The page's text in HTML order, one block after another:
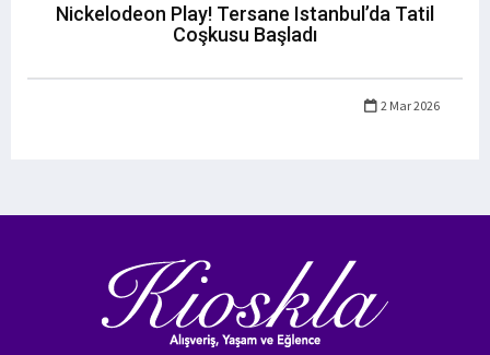
Nickelodeon Play! Tersane Istanbul’da Tatil
Coşkusu Başladı
2 Mar 2026